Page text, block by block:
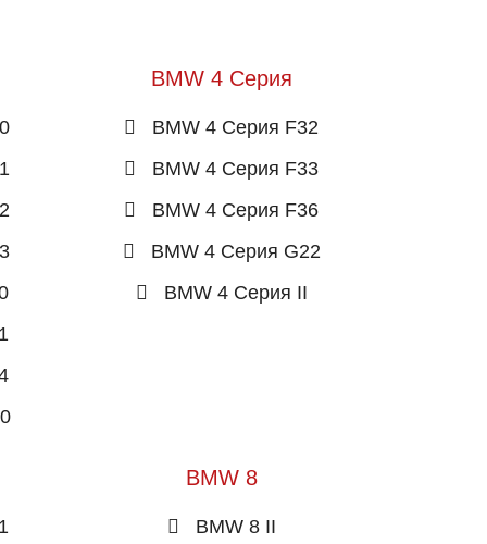
BMW 4 Серия
BMW 4 Серия F32
BMW 4 Серия F33
BMW 4 Серия F36
BMW 4 Серия G22
BMW 4 Серия II
BMW 8
BMW 8 II